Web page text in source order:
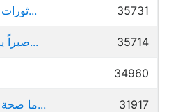
ثورات الربيع العربي وإجماع اهل ا... 35731
صبراً يا أهل اليمن فإن ما بين صخ... 35714
34960
ما صحة حديث اللهم إني أسألك إيما... 31917